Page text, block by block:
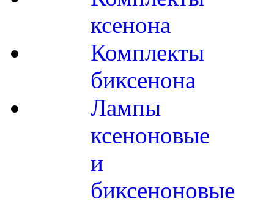
ксенона
Комплекты
биксенона
Лампы
ксеноновые
и
биксеноновые